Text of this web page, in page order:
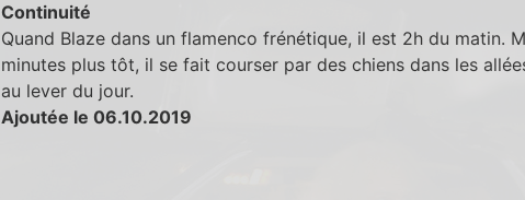
Continuité
Quand Blaze dans un flamenco frénétique, il est 2h du matin.
minutes plus tôt, il se fait courser par des chiens dans les
au lever du jour.
Ajoutée le 06.10.2019